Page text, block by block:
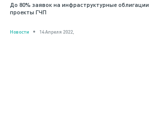
До 80% заявок на инфраструктурные
проекты ГЧП
Новости 14 Апреля 2022,